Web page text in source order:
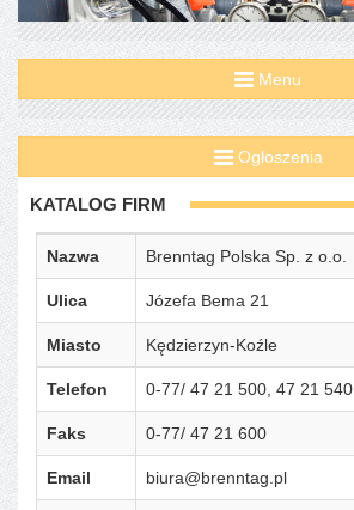
Menu
Ogłoszenia
KATALOG FIRM
Nazwa Brenntag Polska Sp. z o.o.
Ulica Józefa Bema 21
Miasto Kędzierzyn-Koźle
Telefon 0-77/ 47 21 500, 47 21 540
Faks 0-77/ 47 21 600
Email biura@brenntag.pl